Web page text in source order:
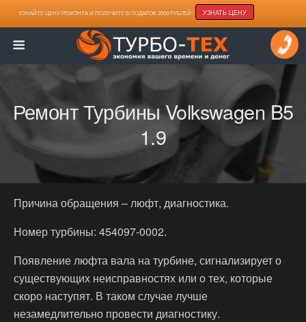
УЗНАЙТЕ ЦЕНУ РЕМОНТА И ПОЛУЧИТЕ В ПОДАРОК 2000 РУБЛЕЙ! УЗНАТЬ ЦЕНУ
Ремонт Турбины Volkswagen B5
1.9
Причина обращения – люфт, диагностика.
Номер турбины: 454097-0002.
Появление люфта вала на турбине, сигнализирует о
существующих неисправностях или о тех, которые
скоро наступят. В таком случае лучше
незамедлительно провести диагностику.